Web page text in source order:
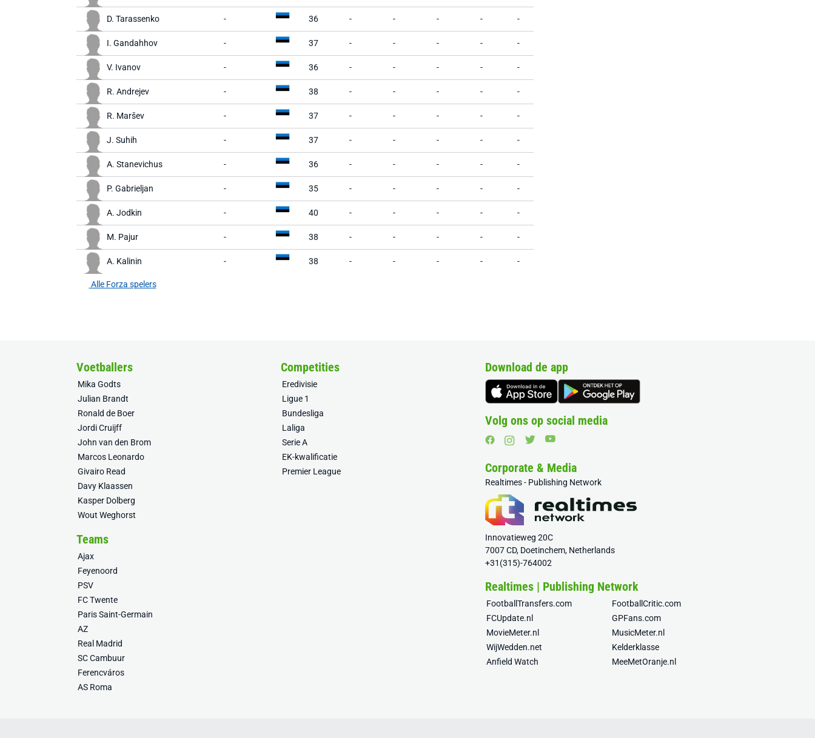
D. Tarassenko - 36 - - - - -
I. Gandahhov - 37 - - - - -
V. Ivanov - 36 - - - - -
R. Andrejev - 38 - - - - -
R. Maršev - 37 - - - - -
J. Suhih - 37 - - - - -
A. Stanevichus - 36 - - - - -
P. Gabrieljan - 35 - - - - -
A. Jodkin - 40 - - - - -
M. Pajur - 38 - - - - -
A. Kalinin - 38 - - - - -
Alle Forza spelers
Voetballers
Mika Godts
Julian Brandt
Ronald de Boer
Jordi Cruijff
John van den Brom
Marcos Leonardo
Givairo Read
Davy Klaassen
Kasper Dolberg
Wout Weghorst
Competities
Eredivisie
Ligue 1
Bundesliga
Laliga
Serie A
EK-kwalificatie
Premier League
Teams
Ajax
Feyenoord
PSV
FC Twente
Paris Saint-Germain
AZ
Real Madrid
SC Cambuur
Ferencváros
AS Roma
Download de app
Volg ons op social media
Corporate & Media
Realtimes - Publishing Network
Innovatieweg 20C
7007 CD, Doetinchem, Netherlands
+31(315)-764002
Realtimes | Publishing Network
FootballTransfers.com
FootballCritic.com
FCUpdate.nl
GPFans.com
MovieMeter.nl
MusicMeter.nl
WijWedden.net
Kelderklasse
Anfield Watch
MeeMetOranje.nl